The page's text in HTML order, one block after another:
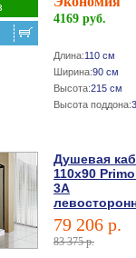
4169 руб.
Длина:110 см
Ширина:90 см
Высота:215 см
Высота поддона:
Душевая
110х90
3A
79 206 р.
83 375 р.